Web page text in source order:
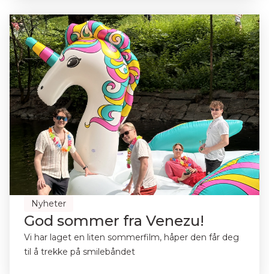
Nyheter
God sommer fra Venezu!
Vi har laget en liten sommerfilm, håper den får deg
til å trekke på smilebåndet